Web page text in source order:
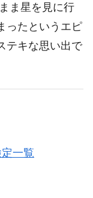
ま星を見に行
ったというエピ
テキな思い出で
一覧